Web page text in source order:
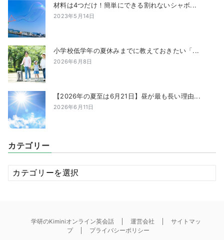
材料は4つだけ！簡単にできる割れないシャボ...
2023年5月14日
小学校低学年の夏休みまでに教えておきたい「...
2026年6月8日
【2026年の夏至は6月21日】昼が最も長い理由...
2026年6月11日
カテゴリー
カ
テ
学研のKiminiオンライン英会話 運営会社
サイトマッ
プ
プライバシーポリシー